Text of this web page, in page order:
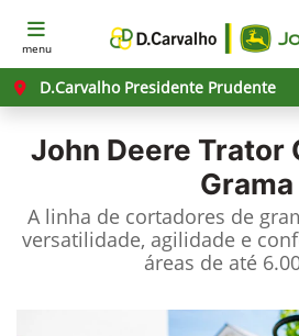
menu
D.Carvalho Presidente Prudente
John Deere Trator
Grama
A linha de cortadores de
versatilidade, agilidade e
áreas de até